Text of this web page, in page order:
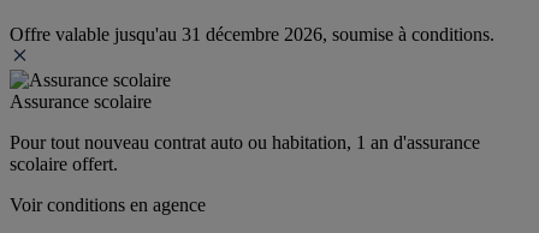
Offre valable jusqu'au 31 décembre 2026, soumise à conditions.
Assurance scolaire
Pour tout nouveau contrat auto ou habitation, 1 an d'assurance
scolaire offert.
Voir conditions en agence